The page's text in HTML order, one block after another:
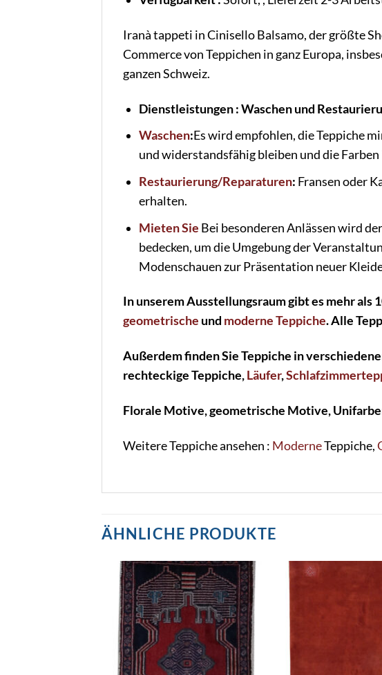
Iranà tappeti in Cinisello Balsamo, der größte
Commerce von Teppichen in ganz Europa,
ganzen Schweiz.
Dienstleistungen : Waschen und
Waschen:Es wird empfohlen, die Teppiche
und widerstandsfähig bleiben und die
Restaurierung/Reparaturen: Fransen oder
erhalten.
Mieten Sie Bei besonderen Anlässen wird
bedecken, um die Umgebung der
Modenschauen zur Präsentation neuer
In unserem Ausstellungsraum gibt es mehr
geometrische und moderne Teppiche. Alle
Außerdem finden Sie Teppiche in
rechteckige Teppiche,Läufer,
Florale Motive, geometrische Motive,
Weitere Teppiche ansehen : ModerneTeppiche,
ÄHNLICHE PRODUKTE